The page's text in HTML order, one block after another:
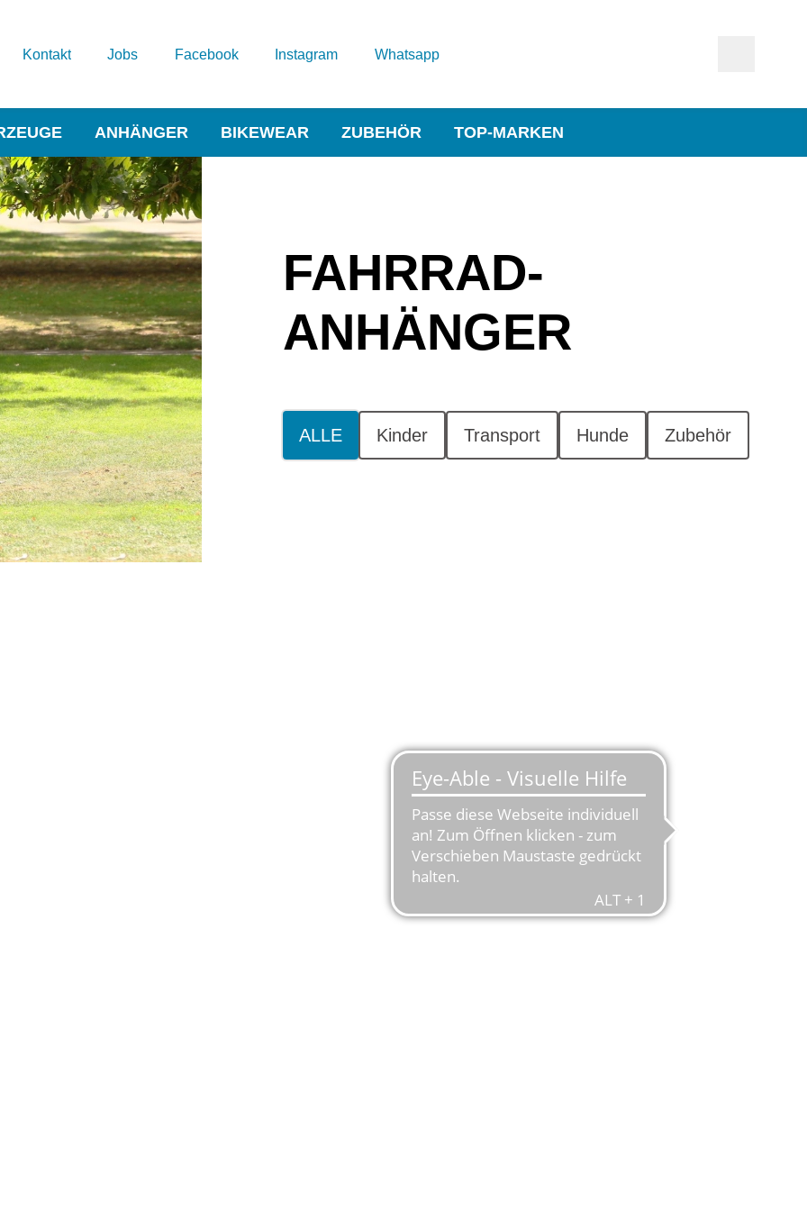
Kontakt Jobs Facebook Instagram Whatsapp
ANHÄNGER BIKEWEAR ZUBEHÖR TOP-MARKEN
FAHRRAD­
ANHÄNGER
ALLE Kinder Transport Hunde Zubehör